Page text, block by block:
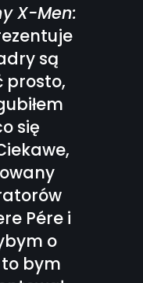
X-Men:
są
prosto,
się
Pére i
o
bym